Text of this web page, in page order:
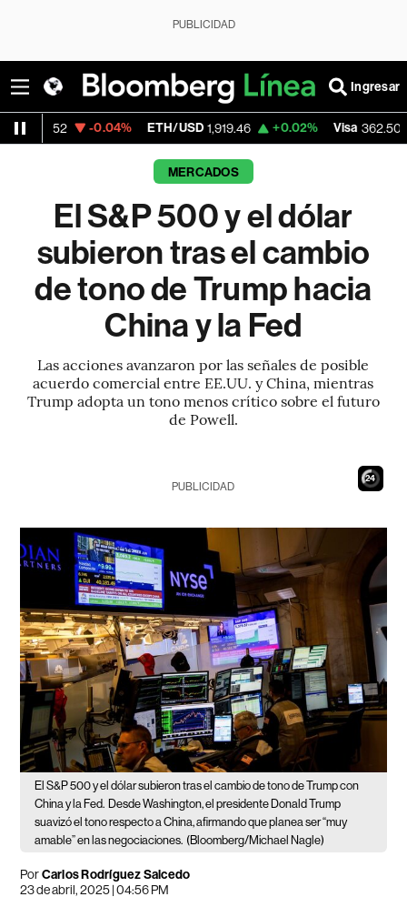
PUBLICIDAD
Ingresar
ETH/USD 1,919.46 +0.02% Visa 362.50 -2.15%
MERCADOS
El S&P 500 y el dólar
subieron tras el cambio
de tono de Trump hacia
China y la Fed
Las acciones avanzaron por las señales de posible
acuerdo comercial entre EE.UU. y China, mientras
Trump adopta un tono menos crítico sobre el futuro
de Powell.
22
PUBLICIDAD
El S&P 500 y el dólar subieron tras el cambio de tono de Trump con
China y la Fed. Desde Washington, el presidente Donald Trump
suavizó el tono respecto a China, afirmando que planea ser “muy
amable” en las negociaciones. (Bloomberg/Michael Nagle)
PorCarlos Rodríguez Salcedo
23 de abril, 2025 | 04:56 PM